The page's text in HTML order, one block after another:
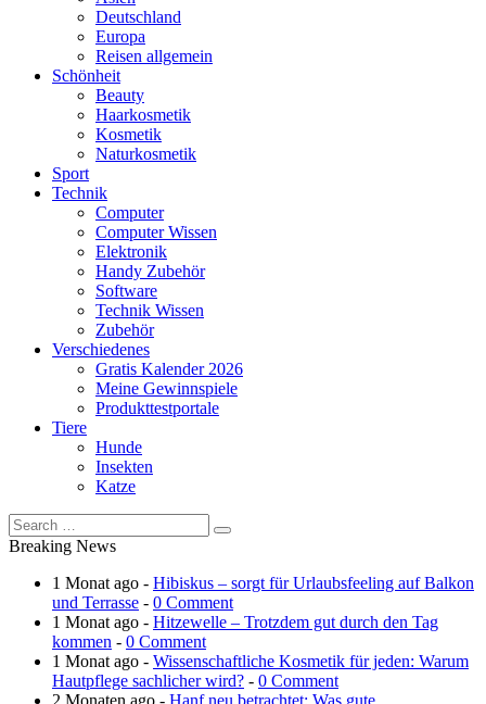
Deutschland
Europa
Reisen allgemein
Schönheit
Beauty
Haarkosmetik
Kosmetik
Naturkosmetik
Sport
Technik
Computer
Computer Wissen
Elektronik
Handy Zubehör
Software
Technik Wissen
Zubehör
Verschiedenes
Gratis Kalender 2026
Meine Gewinnspiele
Produkttestportale
Tiere
Hunde
Insekten
Katze
Breaking News
1 Monat ago - Hibiskus – sorgt für Urlaubsfeeling auf Balkon
und Terrasse - 0 Comment
1 Monat ago - Hitzewelle – Trotzdem gut durch den Tag
kommen - 0 Comment
1 Monat ago - Wissenschaftliche Kosmetik für jeden: Warum
Hautpflege sachlicher wird? - 0 Comment
2 Monaten ago - Hanf neu betrachtet: Was gute